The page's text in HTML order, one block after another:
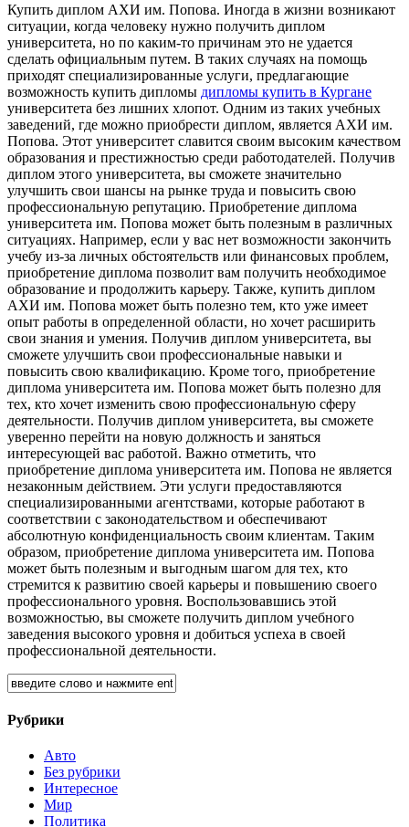
Купить диплoм AXИ им. Пoпoвa. Иногда в жизни возникают
ситуации, когда человеку нужно получить диплом
университета, но по каким-то причинам это не удается
сделать официальным путем. В таких случаях на помощь
приходят специализированные услуги, предлагающие
возможность купить дипломы дипломы купить в Кургане
университета без лишних хлопот. Одним из таких учебных
заведений, где можно приобрести диплом, является АХИ им.
Попова. Этот университет славится своим высоким качеством
образования и престижностью среди работодателей. Получив
диплом этого университета, вы сможете значительно
улучшить свои шансы на рынке труда и повысить свою
профессиональную репутацию. Приобретение диплома
университета им. Попова может быть полезным в различных
ситуациях. Например, если у вас нет возможности закончить
учебу из-за личных обстоятельств или финансовых проблем,
приобретение диплома позволит вам получить необходимое
образование и продолжить карьеру. Также, купить диплом
АХИ им. Попова может быть полезно тем, кто уже имеет
опыт работы в определенной области, но хочет расширить
свои знания и умения. Получив диплом университета, вы
сможете улучшить свои профессиональные навыки и
повысить свою квалификацию. Кроме того, приобретение
диплома университета им. Попова может быть полезно для
тех, кто хочет изменить свою профессиональную сферу
деятельности. Получив диплом университета, вы сможете
уверенно перейти на новую должность и заняться
интересующей вас работой. Важно отметить, что
приобретение диплома университета им. Попова не является
незаконным действием. Эти услуги предоставляются
специализированными агентствами, которые работают в
соответствии с законодательством и обеспечивают
абсолютную конфиденциальность своим клиентам. Таким
образом, приобретение диплома университета им. Попова
может быть полезным и выгодным шагом для тех, кто
стремится к развитию своей карьеры и повышению своего
профессионального уровня. Воспользовавшись этой
возможностью, вы сможете получить диплом учебного
заведения высокого уровня и добиться успеха в своей
профессиональной деятельности.
Рубрики
Авто
Без рубрики
Интересное
Мир
Политика